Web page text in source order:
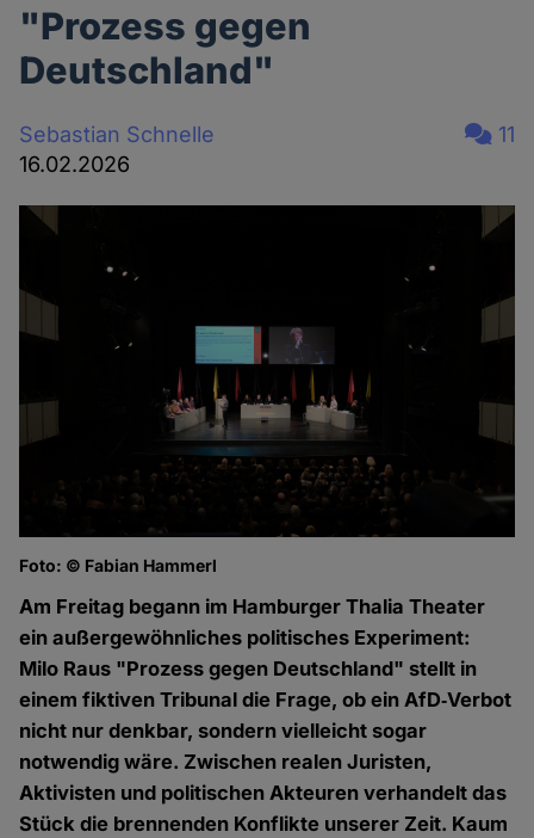
"Prozess gegen
Deutschland"
Sebastian Schnelle
16.02.2026
11
Foto: © Fabian Hammerl
Am Freitag begann im Hamburger Thalia Theater
ein außergewöhnliches politisches Experiment:
Milo Raus "Prozess gegen Deutschland" stellt in
einem fiktiven Tribunal die Frage, ob ein AfD‑Verbot
nicht nur denkbar, sondern vielleicht sogar
notwendig wäre. Zwischen realen Juristen,
Aktivisten und politischen Akteuren verhandelt das
Stück die brennenden Konflikte unserer Zeit. Kaum